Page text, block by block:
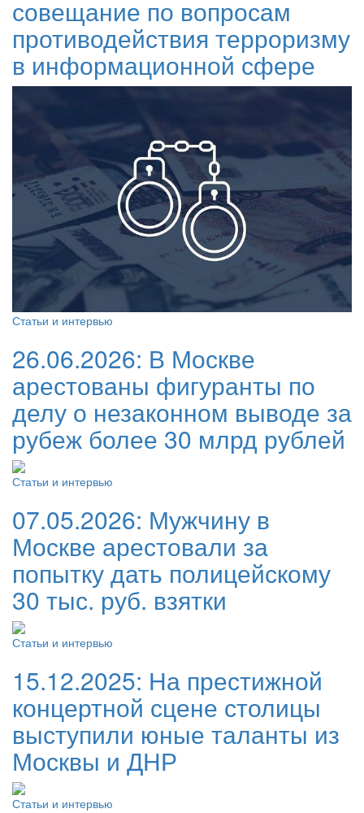
совещание по вопросам
противодействия терроризму
в информационной сфере
Статьи и интервью
26.06.2026: В Москве
арестованы фигуранты по
делу о незаконном выводе за
рубеж более 30 млрд рублей
Статьи и интервью
07.05.2026: Мужчину в
Москве арестовали за
попытку дать полицейскому
30 тыс. руб. взятки
Статьи и интервью
15.12.2025: На престижной
концертной сцене столицы
выступили юные таланты из
Москвы и ДНР
Статьи и интервью